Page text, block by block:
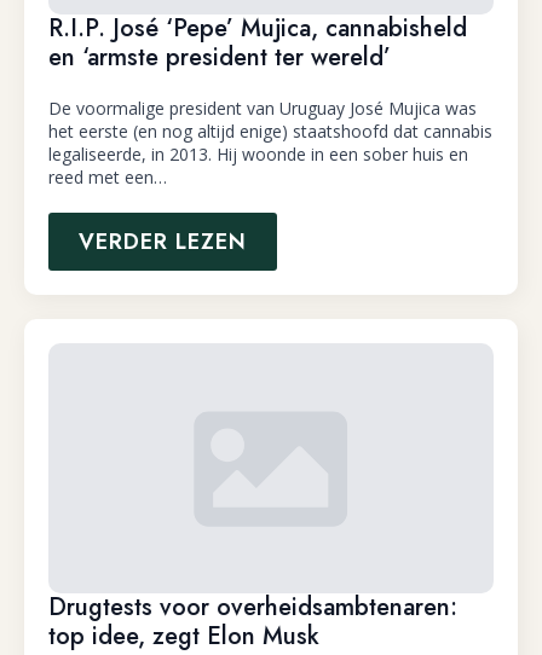
R.I.P. José ‘Pepe’ Mujica, cannabisheld
en ‘armste president ter wereld’
De voormalige president van Uruguay José Mujica was
het eerste (en nog altijd enige) staatshoofd dat cannabis
legaliseerde, in 2013. Hij woonde in een sober huis en
reed met een…
VERDER LEZEN
Drugtests voor overheidsambtenaren:
top idee, zegt Elon Musk